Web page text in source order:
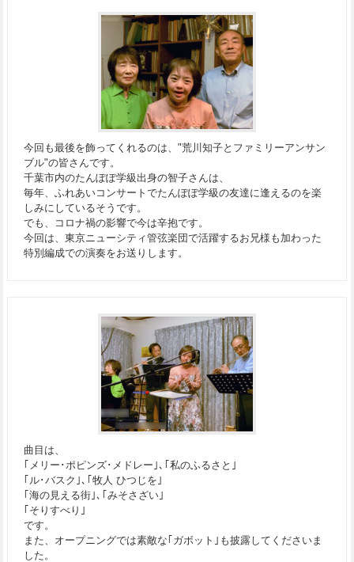
今回も最後を飾ってくれるのは、"荒川知子とファミリーアンサン
ブル"の皆さんです。
千葉市内のたんぽぽ学級出身の智子さんは、
毎年、ふれあいコンサートでたんぽぽ学級の友達に逢えるのを楽
しみにしているそうです。
でも、コロナ禍の影響で今は辛抱です。
今回は、東京ニューシティ管弦楽団で活躍するお兄様も加わった
特別編成での演奏をお送りします。
曲目は、
｢メリー･ポピンズ･メドレー｣､｢私のふるさと｣
｢ル･バスク｣､｢牧人 ひつじを｣
｢海の見える街｣､｢みそさざい｣
｢そりすべり｣
です。
また、オープニングでは素敵な｢ガボット｣も披露してくださいま
した。